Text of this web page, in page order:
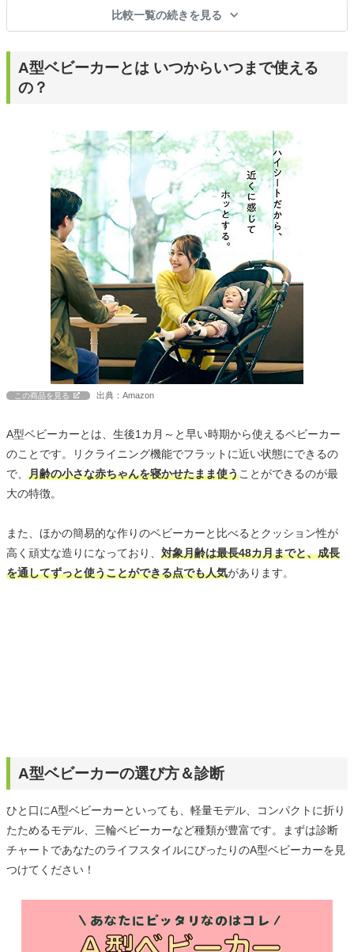
比較一覧の続きを見る
A型ベビーカーとは いつからいつまで使える
の？
この商品を見る 出典：Amazon
A型ベビーカーとは、生後1カ月～と早い時期から使えるベビーカー
のことです。リクライニング機能でフラットに近い状態にできるの
で、 月齢の小さな赤ちゃんを寝かせたまま使うことができるのが最
大の特徴。
また、ほかの簡易的な作りのベビーカーと比べるとクッション性が
高く頑丈な造りになっており、 対象月齢は最長48カ月までと、成長
を通してずっと使うことができる点でも人気があります。
A型ベビーカーの選び方＆診断
ひと口にA型ベビーカーといっても、軽量モデル、コンパクトに折り
たためるモデル、三輪ベビーカーなど種類が豊富です。まずは診断
チャートであなたのライフスタイルにぴったりのA型ベビーカーを見
つけてください！